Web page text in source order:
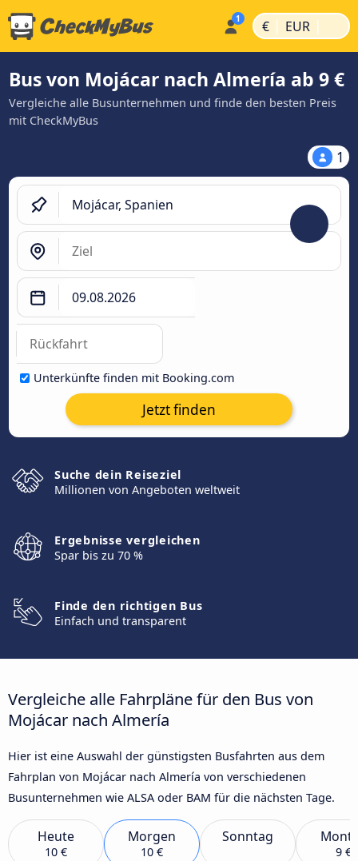
€ | EUR |
Bus von Mojácar nach Almería ab 9 €
Vergleiche alle Busunternehmen und finde den besten Preis
mit CheckMyBus
1
Unterkünfte finden mit Booking.com
Jetzt finden
Suche dein Reiseziel
Millionen von Angeboten weltweit
Ergebnisse vergleichen
Spar bis zu 70 %
Finde den richtigen Bus
Einfach und transparent
Vergleiche alle Fahrpläne für den Bus von
Mojácar nach Almería
Hier ist eine Auswahl der günstigsten Busfahrten aus dem
Fahrplan von Mojácar nach Almería von verschiedenen
Busunternehmen wie ALSA oder BAM für die nächsten Tage.
Heute
10 €
Morgen
10 €
Sonntag
9 €